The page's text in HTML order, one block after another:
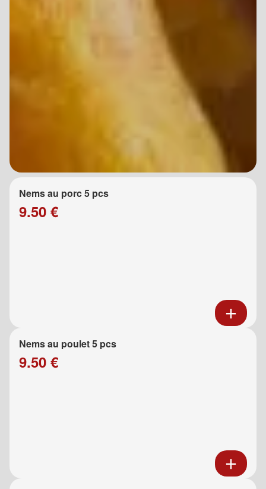
Nems au porc 5 pcs
9.50 €
Nems au poulet 5 pcs
9.50 €